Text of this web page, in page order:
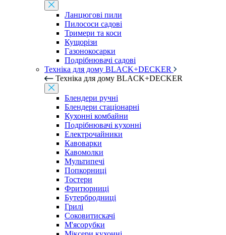
Ланцюгові пили
Пилососи садові
Тримери та коси
Кущорізи
Газонокосарки
Подрібнювачі садові
Техніка для дому BLACK+DECKER
Техніка для дому BLACK+DECKER
Блендери ручні
Блендери стаціонарні
Кухонні комбайни
Подрібнювачі кухонні
Електрочайники
Кавоварки
Кавомолки
Мультипечі
Попкорниці
Тостери
Фритюрниці
Бутербродниці
Грилі
Соковитискачі
М'ясорубки